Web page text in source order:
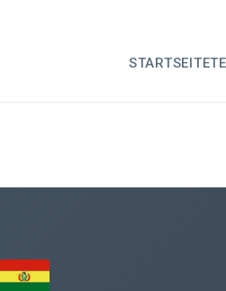
STARTSEITE